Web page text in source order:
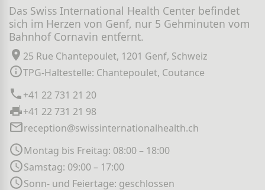
Das Swiss International Health Center befindet
sich im Herzen von Genf, nur 5 Gehminuten vom
Bahnhof Cornavin entfernt.
25 Rue Chantepoulet, 1201 Genf, Schweiz
TPG-Haltestelle: Chantepoulet, Coutance
+41 22 731 21 20
+41 22 731 21 98
reception@swissinternationalhealth.ch
Montag bis Freitag: 08:00 – 18:00
Samstag: 09:00 – 17:00
Sonn- und Feiertage: geschlossen